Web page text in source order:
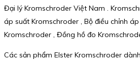
Đại lý Kromschroder Việt Nam .
áp suất Kromschroder , Bộ điều chỉnh
Kromschroder , Đồng hồ đo
Các sản phẩm Elster Kromschroder